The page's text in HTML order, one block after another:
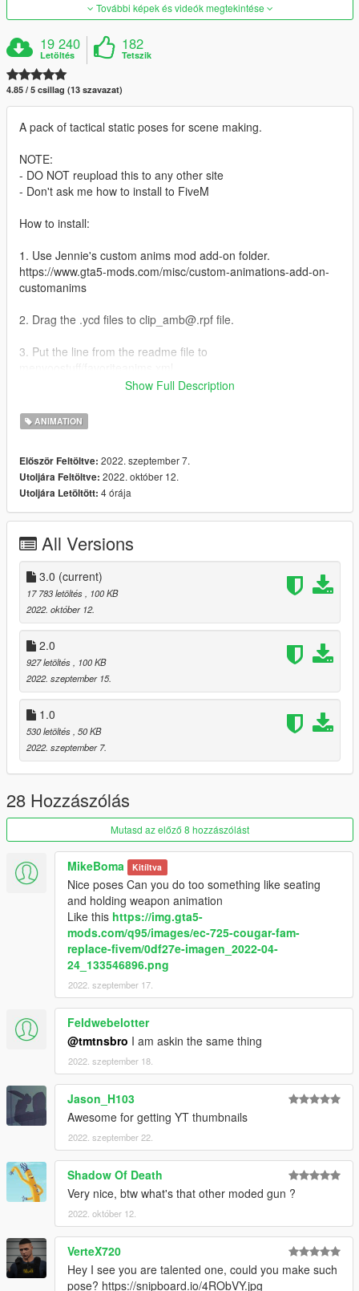
További képek és videók megtekintése
19 240
Letöltés
182
Tetszik
4.85 / 5 csillag (13 szavazat)
A pack of tactical static poses for scene making.
NOTE:
- DO NOT reupload this to any other site
- Don't ask me how to install to FiveM
How to install:
1. Use Jennie's custom anims mod add-on folder.
https://www.gta5-mods.com/misc/custom-animations-add-on-
customanims
2. Drag the .ycd files to clip_amb@.rpf file.
3. Put the line from the readme file to
Skylumz/Sollumz: Blender plugin
ClearDesigns: controller rig tool
Youtube: for teaching me how to make custom anim
Changelog:
1.0 Initial Release
3.0 added 4 more poses. new vest anim have different variant:
https://imgur.com/a/lunHM0b
Enjoy
Show Full Description
ANIMATION
Először Feltöltve: 2022. szeptember 7.
Utoljára Feltöltve: 2022. október 12.
Utoljára Letöltött: 4 órája
All Versions
3.0 (current)
17 783 letöltés
, 100 KB
2022. október 12.
2.0
927 letöltés
, 100 KB
2022. szeptember 15.
1.0
530 letöltés , 50 KB
2022. szeptember 7.
28 Hozzászólás
Mutasd az előző 8 hozzászólást
MikeBoma Kitíltva
Nice poses Can you do too something like seating
and holding weapon animation
Like this https://img.gta5-
mods.com/q95/images/ec-725-cougar-fam-
replace-fivem/0df27e-imagen_2022-04-
24_133546896.png
2022. szeptember 17.
Feldwebelotter
@tmtnsbro I am askin the same thing
2022. szeptember 18.
Jason_H103
Awesome for getting YT thumbnails
2022. szeptember 22.
Shadow Of Death
Very nice, btw what's that other moded gun ?
2022. október 12.
VerteX720
Hey I see you are talented one, could you make such
pose? https://snipboard.io/4RObVY.jpg